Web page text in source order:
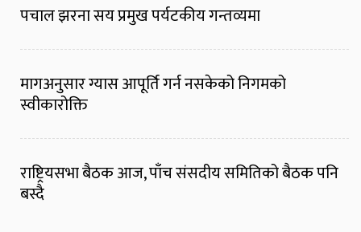
पचाल झरना सय प्रमुख पर्यटकीय गन्तव्यमा
मागअनुसार ग्यास आपूर्ति गर्न नसकेको निगमको
स्वीकारोक्ति
राष्ट्रियसभा बैठक आज, पाँच संसदीय समितिको बैठक पनि
बस्दै